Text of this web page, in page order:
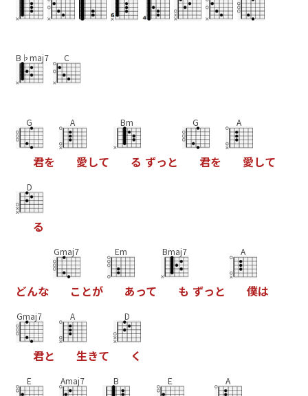
B♭maj7 C
G
君を
A
愛して
Bm
る ずっ と
G
君を
A
愛して
D
る
どんな
Gmaj7
こ とが
Em
あって
Bmaj7
も ずっ と
A
僕は
Gmaj7
君と
A
生きて
D
く
E Amaj7 B E A